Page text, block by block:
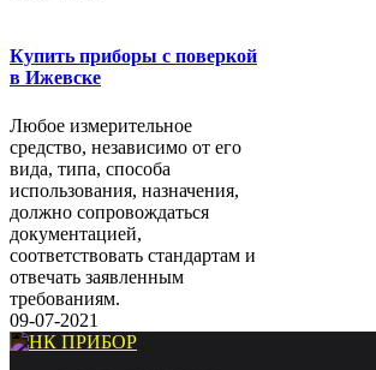
Купить приборы с поверкой
в Ижевске
Любое измерительное
средство, независимо от его
вида, типа, способа
использования, назначения,
должно сопровождаться
документацией,
соответствовать стандартам и
отвечать заявленным
требованиям.
09-07-2021